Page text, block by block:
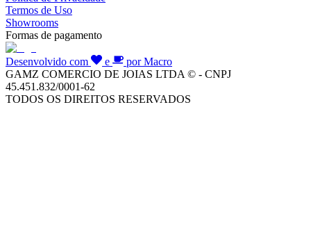
Termos de Uso
Showrooms
Formas de pagamento
Desenvolvido com e
por Macro
GAMZ COMERCIO DE JOIAS LTDA © - CNPJ
45.451.832/0001-62
TODOS OS DIREITOS RESERVADOS